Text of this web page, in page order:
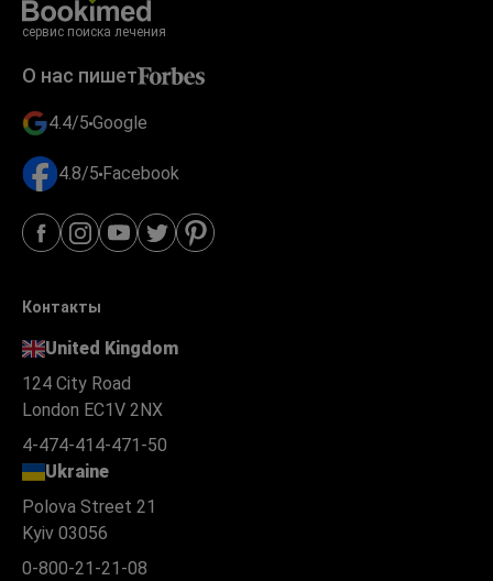
сервис поиска лечения
О нас пишет
4.4/5 Google
4.8/5 Facebook
Контакты
United Kingdom
124 City Road
London EC1V 2NX
4-474-414-471-50
Ukraine
Polova Street 21
Kyiv 03056
0-800-21-21-08